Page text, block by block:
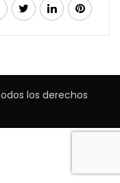
los derechos